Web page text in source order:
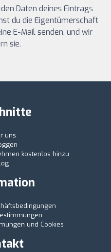
Daten deines Eintrags
du die Eigentümerschaft
E-Mail senden, und wir
sie.
uns
kostenlos hinzu
und Cookies